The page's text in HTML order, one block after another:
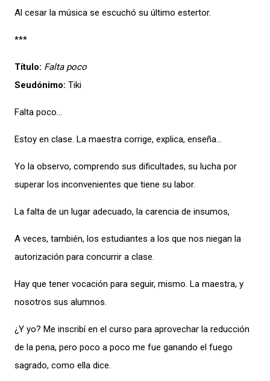
Al cesar la música se escuchó su último estertor.
***
Título: Falta poco
Seudónimo: Tiki
Falta poco…
Estoy en clase. La maestra corrige, explica, enseña…
Yo la observo, comprendo sus dificultades, su lucha por
superar los inconvenientes que tiene su labor.
La falta de un lugar adecuado, la carencia de insumos,
A veces, también, los estudiantes a los que nos niegan la
autorización para concurrir a clase.
Hay que tener vocación para seguir, mismo. La maestra, y
nosotros sus alumnos.
¿Y yo? Me inscribí en el curso para aprovechar la reducción
de la pena, pero poco a poco me fue ganando el fuego
sagrado, como ella dice.